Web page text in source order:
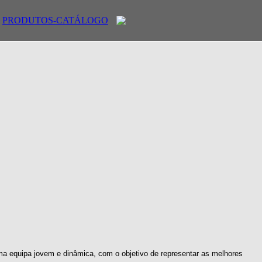
PRODUTOS-CATÁLOGO
equipa jovem e dinâmica, com o objetivo de representar as melhores